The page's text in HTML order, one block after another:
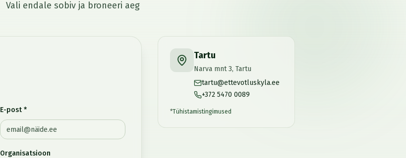
Vali endale sobiv ja broneeri aeg
E-post *
Organisatsioon
Tartu
Narva mnt 3, Tartu
tartu@ettevotluskyla.ee
+372 5470 0089
*Tühistamistingimused